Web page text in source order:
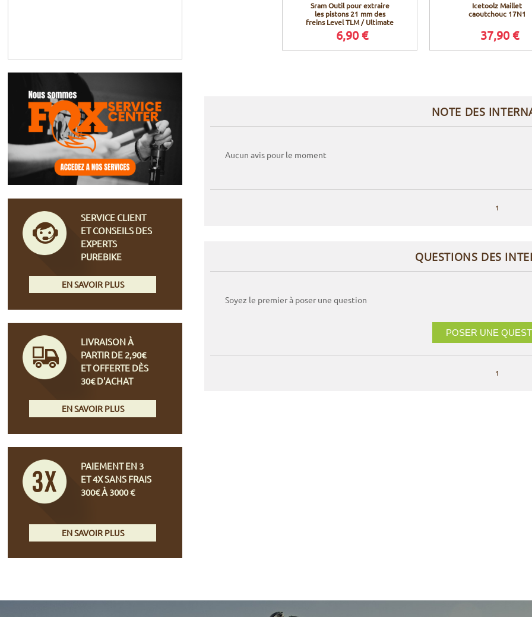
Sram Outil pour extraire
les pistons 21 mm des
freins Level TLM / Ultimate
6,90 €
Icetoolz Maillet
caoutchouc 17N1
37,90 €
NOTE DES
Aucun avis pour le moment
1
QUESTIONS DES
Soyez le premier à poser une question
POSER UNE
1
SERVICE CLIENT
ET CONSEILS DES
EXPERTS
PUREBIKE
EN SAVOIR PLUS
LIVRAISON À
PARTIR DE 2,90€
ET OFFERTE DÈS
30€ D'ACHAT
EN SAVOIR PLUS
PAIEMENT EN 3
ET 4X SANS FRAIS
300€ À 3000 €
EN SAVOIR PLUS